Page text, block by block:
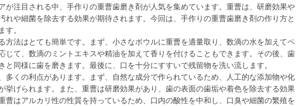
が注目される中、手作りの重曹歯磨き剤が人気を集めています。重曹は、研磨効果や
れや細菌を除去する効果が期待されます。今回は、手作りの重曹歯磨き剤の作り方と
。
方法はとても簡単です。まず、小さなボウルに重曹を適量取り、数滴の水を加えてペ
じて、数滴のミントエキスや精油を加えて香りを付けることもできます。その後、歯
と同様に歯を磨きます。最後に、口を十分にすすいで残留物を洗い流します。
多くの利点があります。まず、自然な成分で作られているため、人工的な添加物や化
挙げられます。また、重曹は研磨効果があり、歯の表面の歯垢や着色を除去する効果
曹はアルカリ性の性質を持っているため、口内の酸性を中和し、口臭や細菌の繁殖を